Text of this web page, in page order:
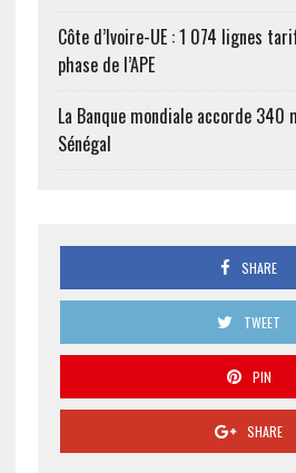
Côte d’Ivoire-UE : 1 074 lignes
phase de l’APE
La Banque mondiale accorde 340
Sénégal
SHARE
TWEET
PIN
SHARE